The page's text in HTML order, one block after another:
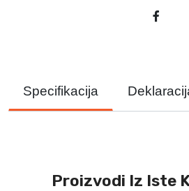
Specifikacija
Proizvodi Iz Iste